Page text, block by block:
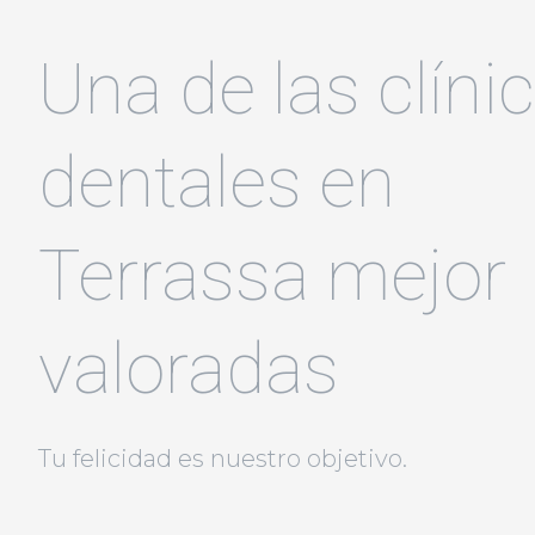
Una de las
dentales en
Terrassa mejor
valoradas
Tu felicidad es nuestro objetivo.